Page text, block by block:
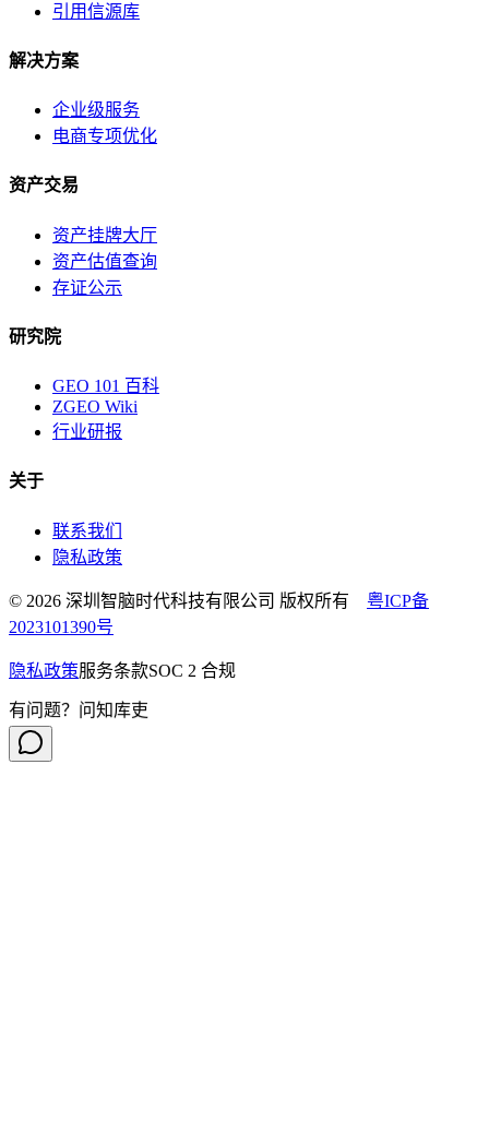
引用信源库
解决方案
企业级服务
电商专项优化
资产交易
资产挂牌大厅
资产估值查询
存证公示
研究院
GEO 101 百科
ZGEO Wiki
行业研报
关于
联系我们
隐私政策
© 2026 深圳智脑时代科技有限公司 版权所有 粤ICP备
2023101390号
隐私政策服务条款SOC 2 合规
有问题？问知库吏